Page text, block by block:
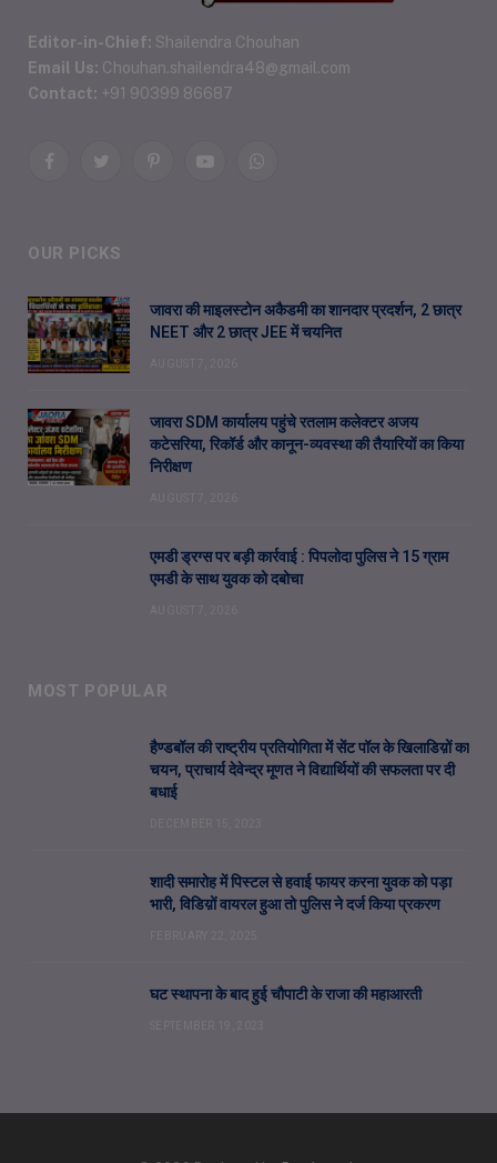
Editor-in-Chief: Shailendra Chouhan
Email Us: Chouhan.shailendra48@gmail.com
Contact: +91 90399 86687
FacebookTwitterPinterestYouTubeWhatsApp
OUR PICKS
जावरा की माइलस्टोन अकैडमी का शानदार प्रदर्शन, 2 छात्र
NEET और 2 छात्र JEE में चयनित
जावरा SDM कार्यालय पहुंचे रतलाम कलेक्टर अजय
कटेसरिया, रिकॉर्ड और कानून-व्यवस्था की तैयारियों का किया
निरीक्षण
एमडी ड्रग्स पर बड़ी कार्रवाई : पिपलोदा पुलिस ने 15 ग्राम
एमडी के साथ युवक को दबोचा
MOST POPULAR
हैण्डबॉल की राष्ट्रीय प्रतियोगिता में सेंट पॉल के खिलाडिय़ों का
चयन, प्राचार्य देवेन्द्र मूणत ने विद्यार्थियों की सफलता पर दी
बधाई
शादी समारोह में पिस्टल से हवाई फायर करना युवक को पड़ा
भारी, विडिय़ों वायरल हुआ तो पुलिस ने दर्ज किया प्रकरण
घट स्थापना के बाद हुई चौपाटी के राजा की महाआरती